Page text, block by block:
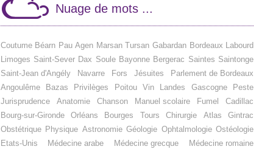
Nuage de mots ...
Coutume Béarn Pau Agen Marsan Tursan Gabardan Bordeaux Labourd
Limoges Saint-Sever Dax Soule Bayonne Bergerac Saintes Saintonge
Saint-Jean d'Angély
Navarre Fors Jésuites
Parlement de Bordeaux
Angoulême
Bazas Privilèges Poitou Vin Landes Gascogne
Peste
Jurisprudence
Anatomie Chanson Manuel scolaire Fumel
Cadillac
Bourg-sur-Gironde
Orléans Bourges Tours Chirurgie Atlas
Gintrac
Obstétrique Physique Astronomie Géologie Ophtalmologie Ostéologie
Etats-Unis
Médecine arabe Médecine grecque
Médecine romaine